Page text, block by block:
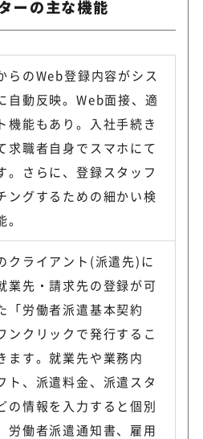
ーの主な機能
らのWeb登録内容がシス
自動反映。Web面接、適
機能もあり。入社手続き
求職者自身でスマホにて
。さらに、登録スタッフ
ングするための細かい検
クライアント(派遣先)に
業先・請求先の登録が可
「労働者派遣基本契約
ンクリックで発行するこ
ます。就業先や業務内
ト、派遣料金、派遣スタ
の情報を入力すると個別
労働者派遣通知書、雇用